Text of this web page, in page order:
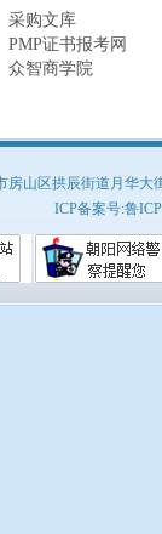
采购文库
PMP证书报考网
众智商学院
房山区拱辰街道月华
ICP备案号:鲁